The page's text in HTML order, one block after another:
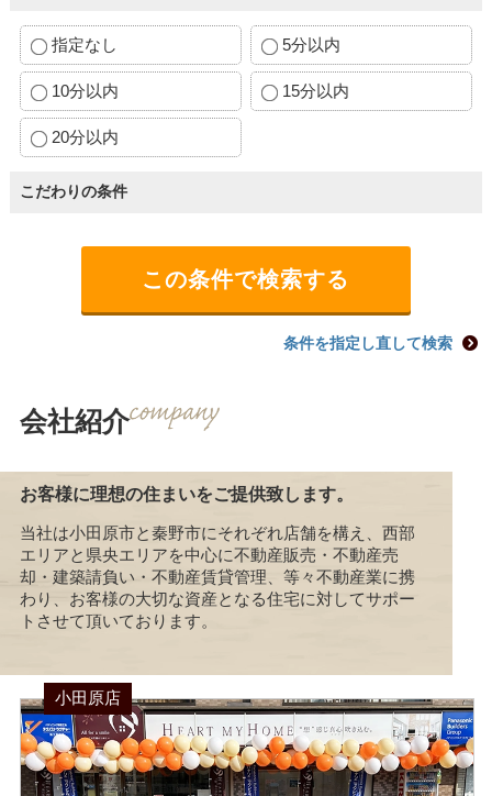
指定なし 5分以内
10分以内 15分以内
20分以内
こだわりの条件
条件を指定し直して検索
会社紹介
お客様に理想の住まいをご提供致します。
当社は小田原市と秦野市にそれぞれ店舗を構え、西部
エリアと県央エリアを中心に不動産販売・不動産売
却・建築請負い・不動産賃貸管理、等々不動産業に携
わり、お客様の大切な資産となる住宅に対してサポー
トさせて頂いております。
小田原店